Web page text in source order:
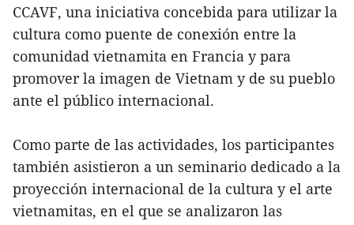
CCAVF, una iniciativa concebida para utilizar la
cultura como puente de conexión entre la
comunidad vietnamita en Francia y para
promover la imagen de Vietnam y de su pueblo
ante el público internacional.
Como parte de las actividades, los participantes
también asistieron a un seminario dedicado a la
proyección internacional de la cultura y el arte
vietnamitas, en el que se analizaron las